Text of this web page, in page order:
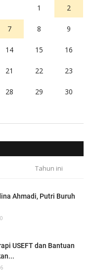
1
2
7 8 9
14 15 16
21 22 23
28 29 30
Tahun ini
Ahmadi, Putri Buruh
USEFT dan Bantuan